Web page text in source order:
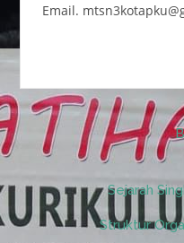
Email.
Sejarah
Struktur